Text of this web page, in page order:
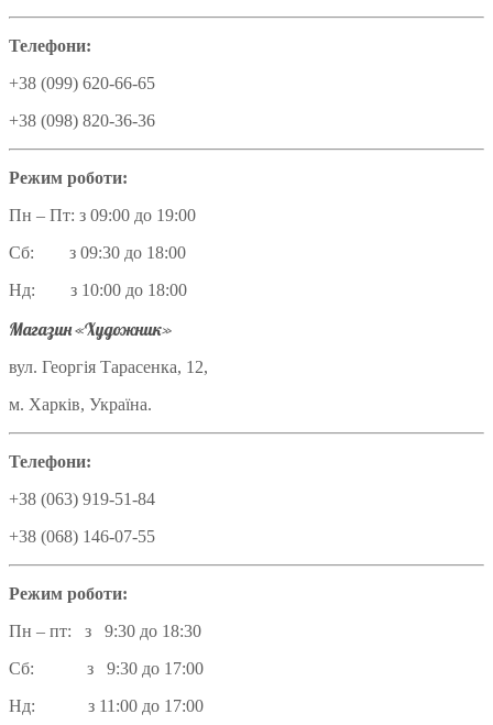
Телефони:
+38 (099) 620-66-65
+38 (098) 820-36-36
Режим роботи:
Пн – Пт: з 09:00 до 19:00
Сб: з 09:30 до 18:00
Нд: з 10:00 до 18:00
Магазин «Художник»
вул. Георгія Тарасенка, 12,
м. Харків, Україна.
Телефони:
+38 (063) 919-51-84
+38 (068) 146-07-55
Режим роботи:
Пн – пт: з 9:30 до 18:30
Сб: з 9:30 до 17:00
Нд: з 11:00 до 17:00